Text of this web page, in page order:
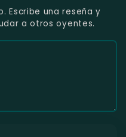
Escribe una reseña y
a otros oyentes.